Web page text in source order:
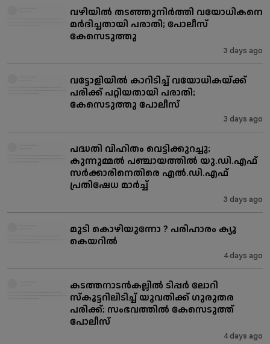
വഴിയിൽ തടഞ്ഞുനിർത്തി വയോധികനെ
മർദിച്ചതായി പരാതി; പോലീസ്
കേസെടുത്തു
3 days ago
വട്ടോളിയിൽ കാറിടിച്ച് വയോധികയ്ക്ക്
പരിക്ക് പറ്റിയതായി പരാതി;
കേസെടുത്തു പോലീസ്
3 days ago
പദ്ധതി വിഹിതം വെട്ടിക്കുറച്ചു;
കുന്നുമ്മൽ പഞ്ചായത്തിൽ യു.ഡി.എഫ്
സർക്കാരിനെതിരെ എൽ.ഡി.എഫ്
പ്രതിഷേധ മാർച്ച്
3 days ago
മുടി കൊഴിയുന്നോ ? പരിഹാരം ക്യൂ
കെയറിൽ
4 days ago
കടത്തനാടൻകല്ലിൽ ടിപ്പർ ലോറി
സ്കൂട്ടറിലിടിച്ച് യുവതിക്ക് ഗുരുതര
പരിക്ക്; സംഭവത്തിൽ കേസെടുത്ത്‌
പോലീസ്
4 days ago